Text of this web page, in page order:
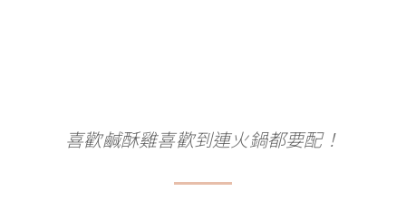
喜歡鹹酥雞喜歡到連火鍋都要配！